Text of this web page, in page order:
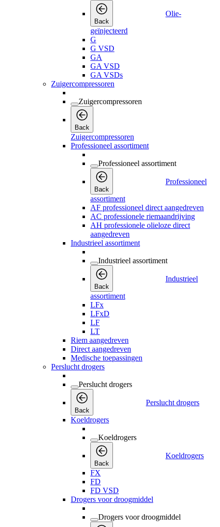
Back
Olie-
geïnjecteerd
G
G VSD
GA
GA VSD
GA VSDs
Zuigercompressoren
Zuigercompressoren
Back
Zuigercompressoren
Professioneel assortiment
Professioneel assortiment
Back
Professioneel
assortiment
AF professioneel direct aangedreven
AC professionele riemaandrijving
AH professionele olieloze direct
aangedreven
Industrieel assortiment
Industrieel assortiment
Back
Industrieel
assortiment
LFx
LFxD
LF
LT
Riem aangedreven
Direct aangedreven
Medische toepassingen
Perslucht drogers
Perslucht drogers
Back
Perslucht drogers
Koeldrogers
Koeldrogers
Back
Koeldrogers
FX
FD
FD VSD
Drogers voor droogmiddel
Drogers voor droogmiddel